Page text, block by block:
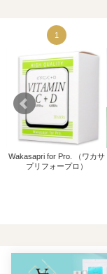
1
Wakasapri for Pro. （ワカサ
プリフォープロ）